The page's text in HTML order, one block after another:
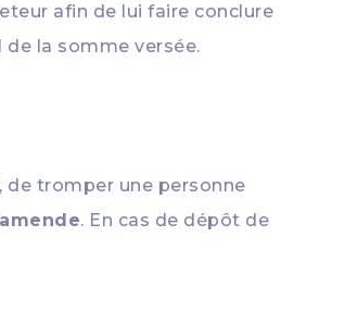
afin de lui faire conclure
de la somme versée.
de tromper une personne
. En cas de dépôt de